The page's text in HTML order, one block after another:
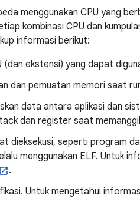
menggunakan CPU yang
kombinasi CPU dan
informasi berikut:
(dan ekstensi) yang dapat
dan pemuatan memori saat
data antara aplikasi dan
dan register saat
dieksekusi, seperti program
menggunakan ELF. Untuk
.
Untuk mengetahui